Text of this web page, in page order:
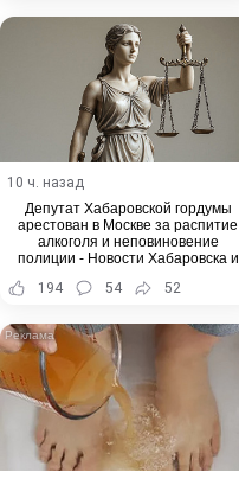
10 ч. назад
Депутат Хабаровской гордумы
арестован в Москве за распитие
алкоголя и неповиновение
полиции - Новости Хабаровска и
194 54 52